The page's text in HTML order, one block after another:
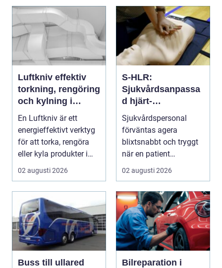
Luftkniv effektiv
torkning, rengöring
och kylning i
modern industri
En Luftkniv är ett
energieffektivt verktyg
för att torka, rengöra
eller kyla produkter i
rörelse. Te...
02 augusti 2026
S-HLR:
Sjukvårdsanpassa
d hjärt-
lungräddning som
räddar liv
Sjukvårdspersonal
förväntas agera
blixtsnabbt och tryggt
när en patient
drabbas...
02 augusti 2026
Buss till ullared
Bilreparation i